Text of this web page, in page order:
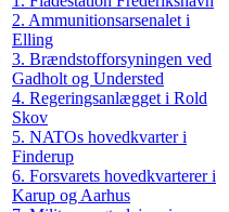
2. Ammunitionsarsenalet i
Elling
3. Brændstofforsyningen ved
Gadholt og Understed
4. Regeringsanlægget i Rold
Skov
5. NATOs hovedkvarter i
Finderup
6. Forsvarets hovedkvarterer i
Karup og Aarhus